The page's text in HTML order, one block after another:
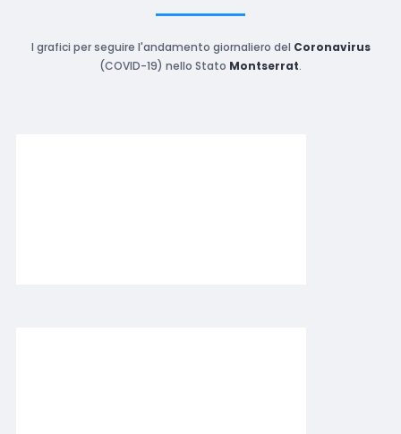
I grafici per seguire l'andamento giornaliero del Coronavirus
(COVID-19) nello Stato Montserrat.